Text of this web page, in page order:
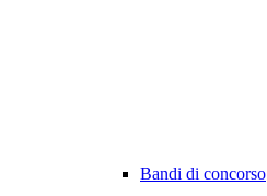
Bandi di concorso